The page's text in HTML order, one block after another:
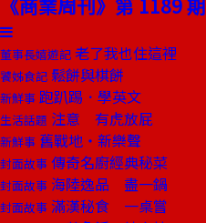
《商業周刊》第 1189 期
董事長嬉遊記 老了我也住這裡
饕姊食記 鬆餅與棋餅
新鮮事 跑趴踢．學英文
生活話題 注意 有虎放屁
新鮮事 舊戰地‧新樂聲
封面故事 傳奇名廚經典秘菜
封面故事 海陸逸品 盡一鍋
封面故事 滿漢秘食 一桌嘗